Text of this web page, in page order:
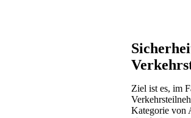
Ziel ist es, im
Kategorie von